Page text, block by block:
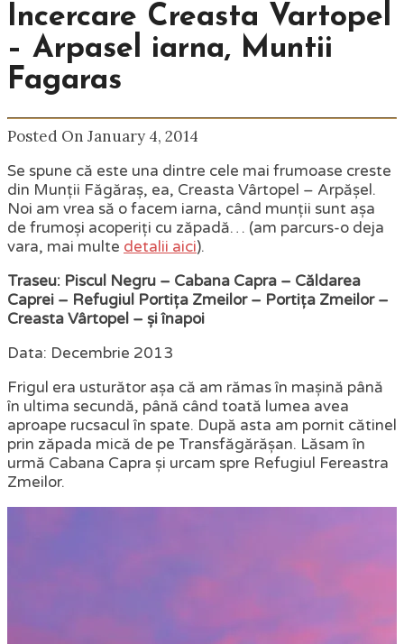
Incercare Creasta Vartopel
– Arpasel iarna, Muntii
Fagaras
Posted On January 4, 2014
Se spune că este una dintre cele mai frumoase creste
din Munții Făgăraș, ea, Creasta Vârtopel – Arpășel.
Noi am vrea să o facem iarna, când munții sunt așa
de frumoși acoperiți cu zăpadă… (am parcurs-o deja
vara, mai multe detalii aici).
Traseu: Piscul Negru – Cabana Capra – Căldarea
Caprei – Refugiul Portița Zmeilor – Portița Zmeilor –
Creasta Vârtopel – și înapoi
Data: Decembrie 2013
Frigul era usturător așa că am rămas în mașină până
în ultima secundă, până când toată lumea avea
aproape rucsacul în spate. După asta am pornit cătinel
prin zăpada mică de pe Transfăgărășan. Lăsam în
urmă Cabana Capra și urcam spre Refugiul Fereastra
Zmeilor.